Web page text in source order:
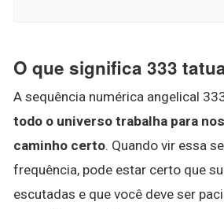
O que significa 333
A sequência numérica angelical
todo o universo trabalha para
caminho certo. Quando vir essa
frequência, pode estar certo que
escutadas e que você deve ser